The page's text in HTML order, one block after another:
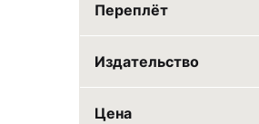
Переплёт
Издательство
Цена